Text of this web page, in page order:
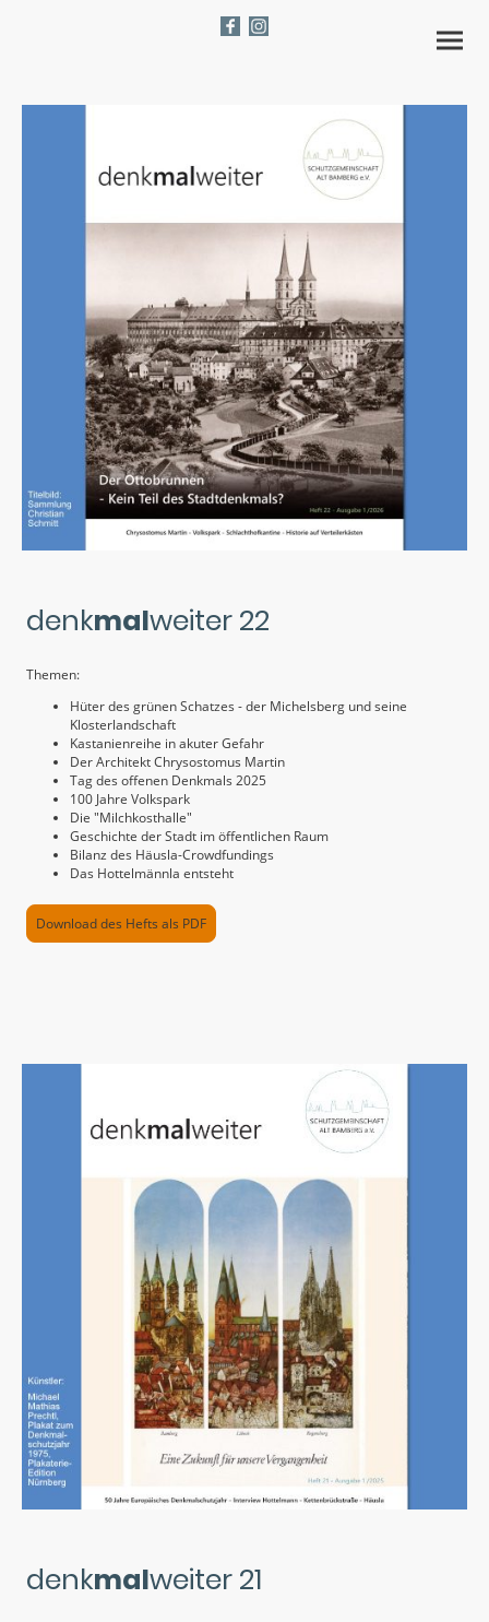
denkmalweiter 22
Themen:
Hüter des grünen Schatzes - der Michelsberg und seine
Klosterlandschaft
Kastanienreihe in akuter Gefahr
Der Architekt Chrysostomus Martin
Tag des offenen Denkmals 2025
100 Jahre Volkspark
Die "Milchkosthalle"
Geschichte der Stadt im öffentlichen Raum
Bilanz des Häusla-Crowdfundings
Das Hottelmännla entsteht
Download des Hefts als PDF
denkmalweiter 21